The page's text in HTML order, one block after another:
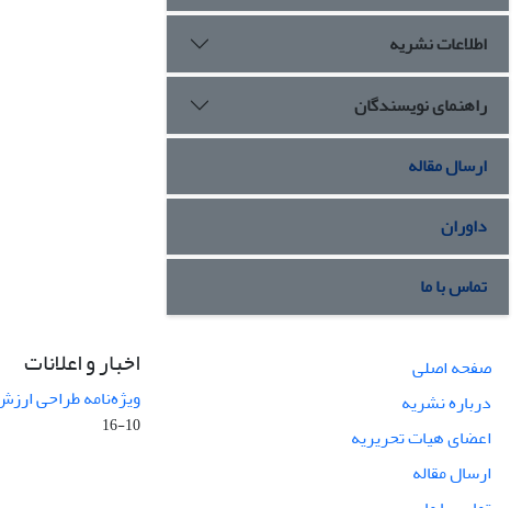
اطلاعات نشریه
راهنمای نویسندگان
ارسال مقاله
داوران
تماس با ما
صفحه اصلی
درباره نشریه
اعضای هیات تحریریه
ارسال مقاله
اخبار و اعلانات
ویژه‌نامه طراحی
10-16